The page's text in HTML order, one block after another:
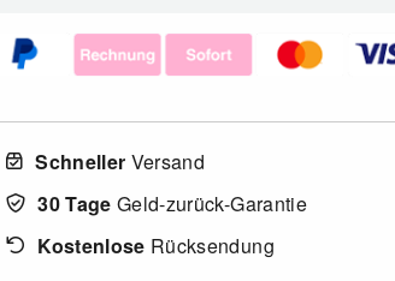
Schneller Versand
30 Tage Geld-zurück-Garantie
Kostenlose Rücksendung